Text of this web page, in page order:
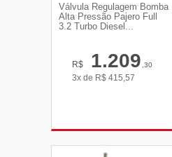
Válvula Regulagem Bomba
Alta Pressão Pajero Full
3.2 Turbo Diesel...
R$ 1.209,30
3x de R$ 415,57